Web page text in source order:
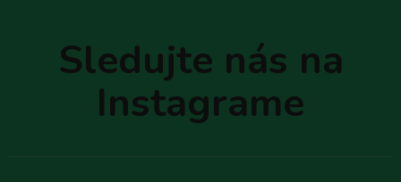
Sledujte nás na
Instagrame